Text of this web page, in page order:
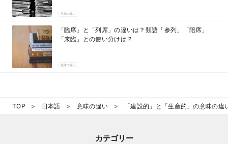
意味の違い
「臨席」と「列席」の違いは？類語「参列」「陪席」
「来臨」との使い分けは？
意味の違い
TOP 日本語 意味の違い 「建設的」と「生産的」の意味の違
カテゴリー